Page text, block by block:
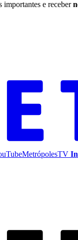
importantes e receber
MetrópolesTV